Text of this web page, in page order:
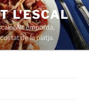
L'ESCAL
Alt empordà,
de la platja.